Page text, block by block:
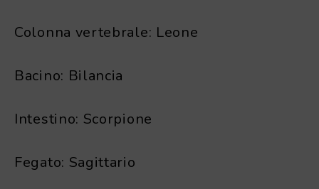
Colonna vertebrale: Leone
Bacino: Bilancia
Intestino: Scorpione
Fegato: Sagittario